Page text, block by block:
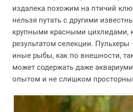
издалека похожим на птичий
нельзя путать с другими
крупными красными цихлидами,
результатом селекции.
иные рыбы, как по внешности,
может содержать даже
опытом и не слишком